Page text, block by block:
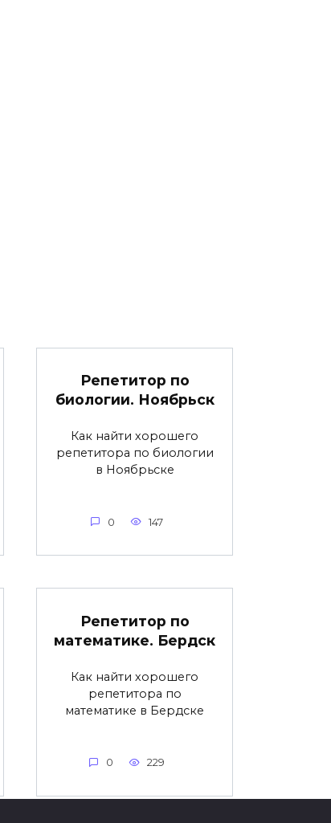
Репетитор по
биологии. Ноябрьск
Как найти хорошего
репетитора по биологии
в Ноябрьске
0 147
Репетитор по
математике. Бердск
Как найти хорошего
репетитора по
математике в Бердске
0 229